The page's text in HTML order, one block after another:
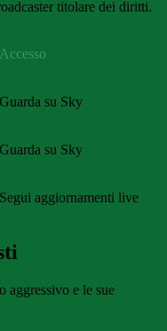
titolare dei diritti.
Accesso
Guarda su Sky
Guarda su Sky
Segui aggiornamenti live
aggressivo e le sue